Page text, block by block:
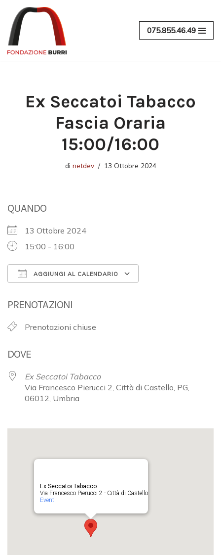
Vai
al
contenuto
075.855.46.49
Ex Seccatoi Tabacco
Fascia Oraria
15:00/16:00
di netdev 13 Ottobre 2024
QUANDO
13 Ottobre 2024
15:00 - 16:00
AGGIUNGI AL CALENDARIO
PRENOTAZIONI
Prenotazioni chiuse
DOVE
Ex Seccatoi Tabacco
Via Francesco Pierucci 2, Città di Castello, PG,
06012, Umbria
Ex Seccatoi Tabacco
Via Francesco Pierucci 2 - Città di Castello
Eventi